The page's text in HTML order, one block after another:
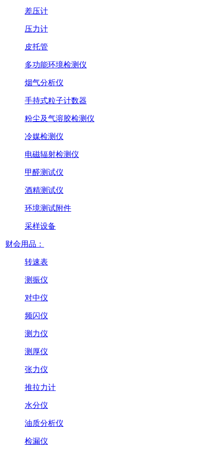
差压计
压力计
皮托管
多功能环境检测仪
烟气分析仪
手持式粒子计数器
粉尘及气溶胶检测仪
冷媒检测仪
电磁辐射检测仪
甲醛测试仪
酒精测试仪
环境测试附件
采样设备
财会用品：
转速表
测振仪
对中仪
频闪仪
测力仪
测厚仪
张力仪
推拉力计
水分仪
油质分析仪
检漏仪